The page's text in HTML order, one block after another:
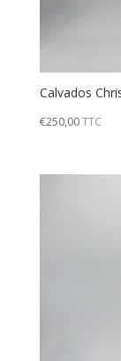
Calvados
€250,00TTC